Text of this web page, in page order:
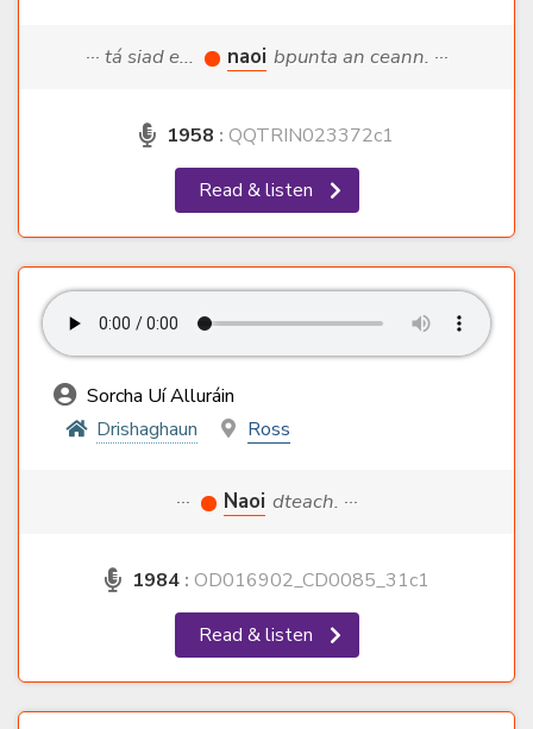
··· tá siad e... naoi bpunta an ceann. ···
1958 : QQTRIN023372c1
Read & listen
Sorcha Uí Alluráin
Drishaghaun
Ross
··· Naoi dteach. ···
1984 : OD016902_CD0085_31c1
Read & listen